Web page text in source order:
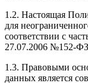
1.2. Настоящая
для
соответствии с
27.07.2006 №152-
1.3. Правовыми
данных является